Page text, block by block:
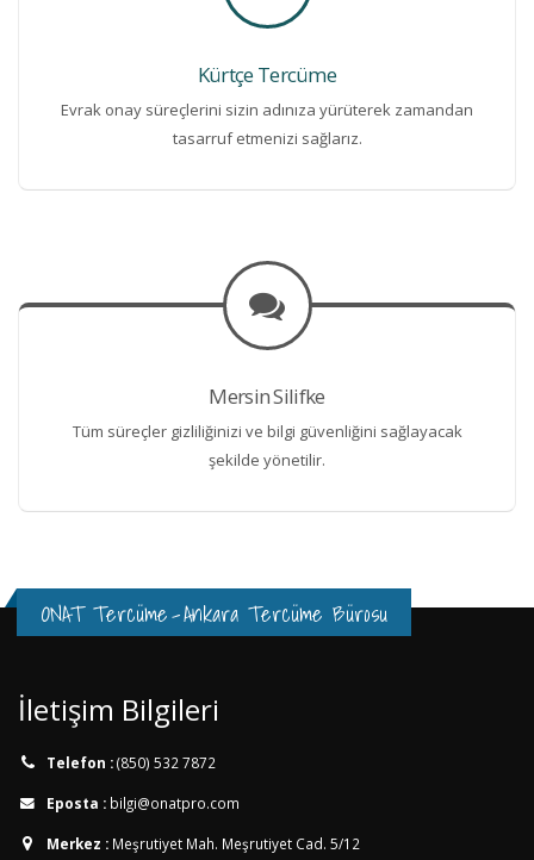
Kürtçe Tercüme
Evrak onay süreçlerini sizin adınıza yürüterek zamandan
tasarruf etmenizi sağlarız.
Mersin Silifke
Tüm süreçler gizliliğinizi ve bilgi güvenliğini sağlayacak
şekilde yönetilir.
ONAT Tercüme-Ankara Tercüme Bürosu
İletişim Bilgileri
Telefon :(850) 532 7872
Eposta : bilgi@onatpro.com
Merkez : Meşrutiyet Mah. Meşrutiyet Cad. 5/12